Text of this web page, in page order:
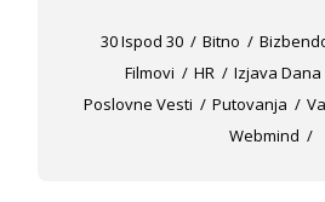
30 Ispod 30 Bitno
Filmovi
HR Izjava Dana
Poslovne Vesti
Putovanja
Webmind